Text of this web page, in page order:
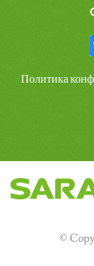
Политика
©